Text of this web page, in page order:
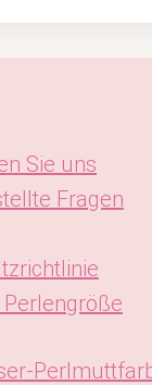
Sie uns
Fragen